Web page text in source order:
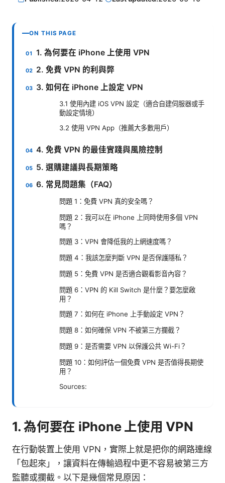
ON THIS PAGE
1. 為何要在 iPhone 上使用 VPN
2. 免費 VPN 的利與弊
3. 如何在 iPhone 上設定 VPN
3.1 使用內建 iOS VPN 設定（適合自建伺服器或手
動設定情境）
3.2 使用 VPN App（推薦大多數用戶）
4. 免費 VPN 的最佳實踐與風險控制
5. 選購建議與長期策略
6. 常見問題集（FAQ）
問題 1：免費 VPN 真的安全嗎？
問題 2：我可以在 iPhone 上同時使用多個 VPN
嗎？
問題 3：VPN 會降低我的上網速度嗎？
問題 4：我該怎麼判斷 VPN 是否保護隱私？
問題 5：免費 VPN 是否適合觀看影音內容？
問題 6：VPN 的 Kill Switch 是什麼？要怎麼啟
用？
問題 7：如何在 iPhone 上手動設定 VPN？
問題 8：如何確保 VPN 不被第三方攔截？
問題 9：是否需要 VPN 以保護公共 Wi-Fi？
問題 10：如何評估一個免費 VPN 是否值得長期使
用？
Sources:
1. 為何要在 iPhone 上使用 VPN
在行動裝置上使用 VPN，實際上就是把你的網路連線
「包起來」，讓資料在傳輸過程中更不容易被第三方
監聽或攔截。以下是幾個常見原因：